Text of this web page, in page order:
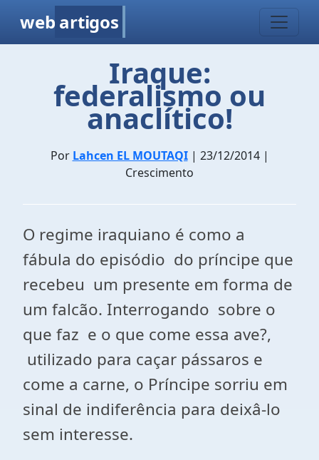
web artigos
Iraque:
federalismo ou
anaclítico!
Por Lahcen EL MOUTAQI| 23/12/2014 |
Crescimento
O regime iraquiano é como a
fábula do episódio do príncipe que
recebeu um presente em forma de
um falcão. Interrogando sobre o
que faz e o que come essa ave?,
utilizado para caçar pássaros e
come a carne, o Príncipe sorriu em
sinal de indiferência para deixâ-lo
sem interesse.